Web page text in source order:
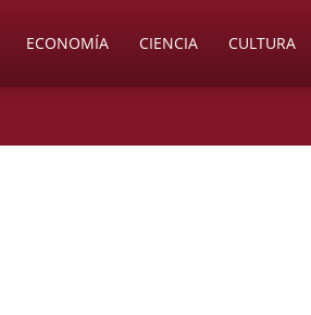
ECONOMÍA CIENCIA CULTURA